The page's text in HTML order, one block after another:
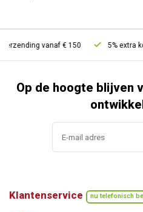
vanaf € 150 5% extra
Op de hoogte blijven
Klantenservice nu telefonisch